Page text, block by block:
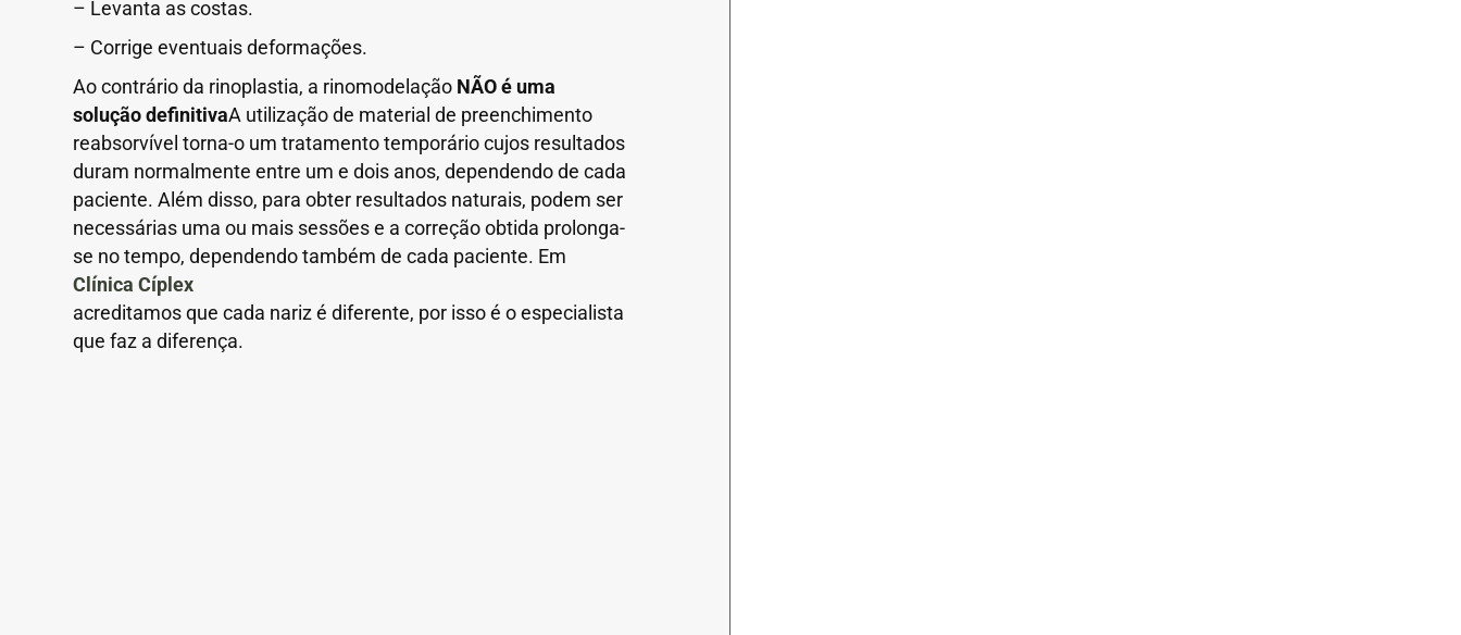
– Levanta as costas.
– Corrige eventuais deformações.
Ao contrário da rinoplastia, a rinomodelação NÃO é uma
solução definitivaA utilização de material de preenchimento
reabsorvível torna-o um tratamento temporário cujos resultados
duram normalmente entre um e dois anos, dependendo de cada
paciente. Além disso, para obter resultados naturais, podem ser
necessárias uma ou mais sessões e a correção obtida prolonga-
se no tempo, dependendo também de cada paciente. Em
Clínica Cíplex
acreditamos que cada nariz é diferente, por isso é o especialista
que faz a diferença.